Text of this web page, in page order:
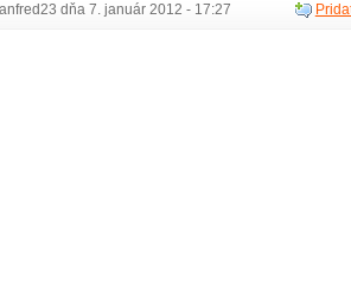
dňa 7. január 2012 - 17:27